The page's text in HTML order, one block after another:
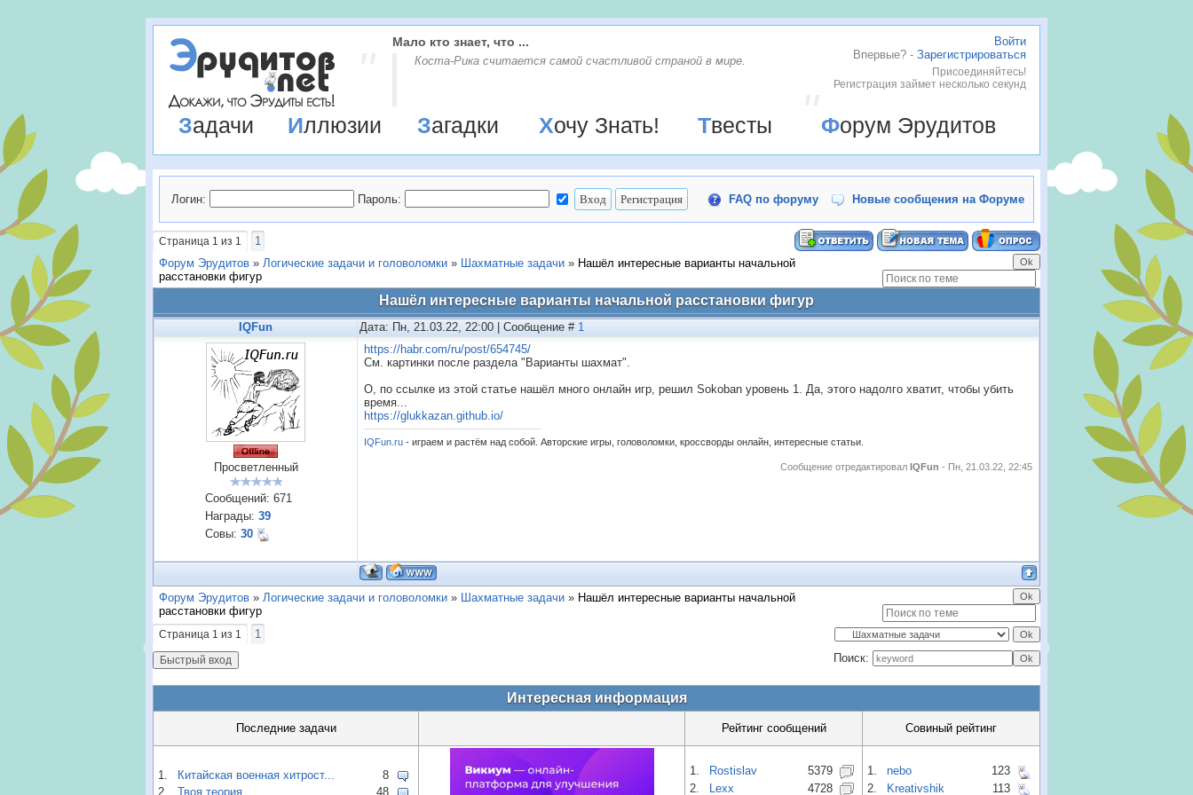
Войти
Впервые? - Зарегистрироваться
Присоединяйтесь!
Регистрация займет несколько секунд
Мало кто знает, что ...
Коста-Рика считается самой счастливой страной в мире.
Задачи Иллюзии Загадки Хочу Знать! Твесты Форум Эрудитов
Логин: Пароль: FAQ по форуму Новые сообщения на Форуме
Страница 1 из 1
1
Форум Эрудитов » Логические задачи и головоломки » Шахматные задачи » Нашёл интересные варианты начальной
расстановки фигур
Нашёл интересные варианты начальной расстановки фигур
IQFun Дата: Пн, 21.03.22, 22:00 | Сообщение # 1
Просветленный
Сообщений: 671
Награды: 39
Совы: 30
https://habr.com/ru/post/654745/
См. картинки после раздела "Варианты шахмат".
О, по ссылке из этой статье нашёл много онлайн игр, решил Sokoban уровень 1. Да, этого надолго хватит, чтобы убить
время...
https://glukkazan.github.io/
IQFun.ru - играем и растём над собой. Авторские игры, головоломки, кроссворды онлайн, интересные статьи.
Сообщение отредактировал IQFun - Пн, 21.03.22, 22:45
Форум Эрудитов » Логические задачи и головоломки » Шахматные задачи » Нашёл интересные варианты начальной
расстановки фигур
Страница 1 из 1
1
Поиск:
Интересная информация
Последние задачи Рейтинг сообщений Совиный рейтинг
1. Китайская военная хитрост...
8
2.
Твоя теория 48
1. Rostislav
5379
2.
Lexx 4728
1. nebo
123
2.
Kreativshik 113